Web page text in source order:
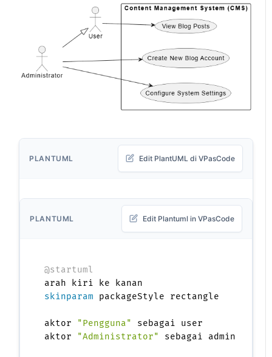
PLANTUML Edit PlantUML di VPasCode
PLANTUML Edit Plantuml in VPasCode
@startuml
skinparam packageStyle rectangle
aktor "Pengguna"
sebagai user
aktor
"Administrator" sebagai admin